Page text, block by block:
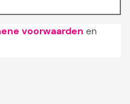
voorwaarden en